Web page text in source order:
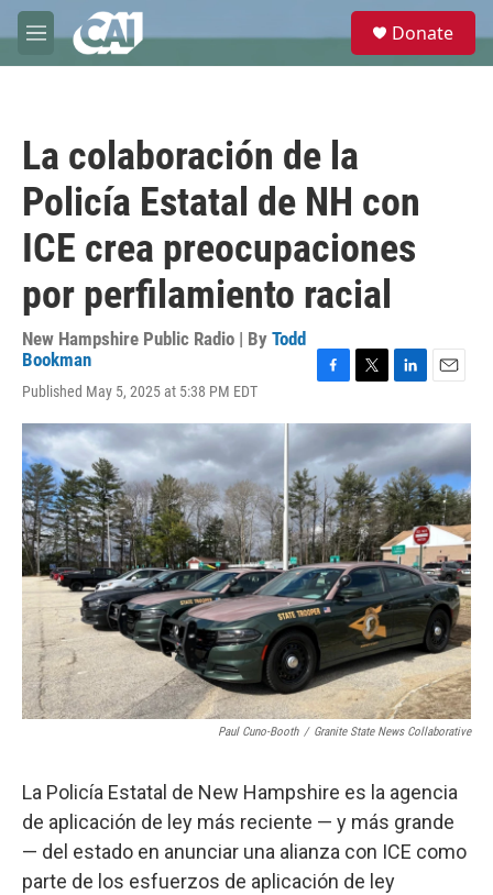
Skip to main content
M
e
e
Donate
La colaboración de la
Policía Estatal de NH con
ICE crea preocupaciones
por perfilamiento racial
New Hampshire Public Radio | By Todd
Bookman
Published May 5, 2025 at 5:38 PM EDT
c
e
b
o
o
k
i
t
e
r
n
k
e
d
I
n
a
i
l
Paul Cuno-Booth / Granite State News Collaborative
La Policía Estatal de New Hampshire es la agencia
de aplicación de ley más reciente — y más grande
— del estado en anunciar una alianza con ICE como
parte de los esfuerzos de aplicación de ley